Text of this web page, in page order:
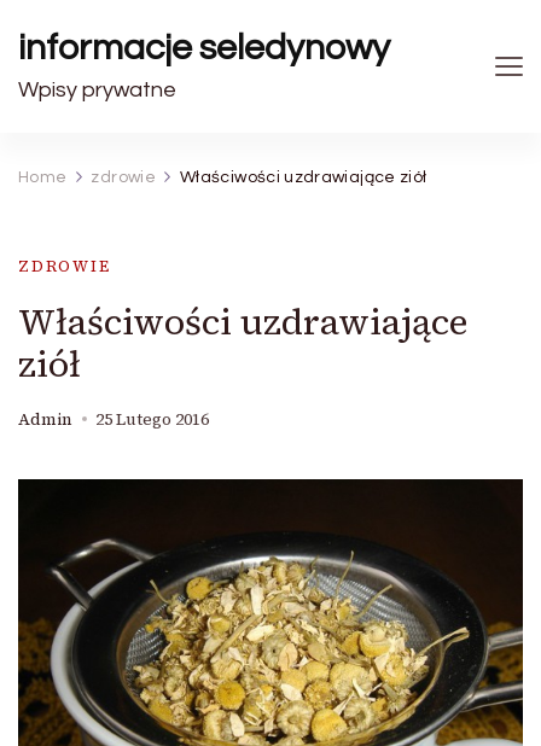
informacje seledynowy
Wpisy prywatne
Home zdrowie Właściwości uzdrawiające ziół
ZDROWIE
Właściwości uzdrawiające
ziół
Admin 25 Lutego 2016